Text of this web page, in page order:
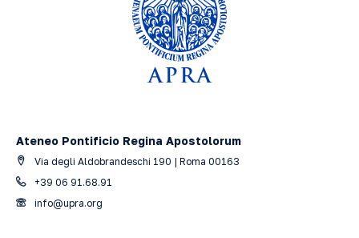
Ateneo Pontificio Regina Apostolorum
Via degli Aldobrandeschi 190 | Roma 00163
+39 06 91.68.91
info@upra.org